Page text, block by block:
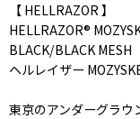
【 HELLRAZOR 】
HELLRAZOR®︎
BLACK/BLACK MESH
ヘルレイザー
東京のアンダーグラウ